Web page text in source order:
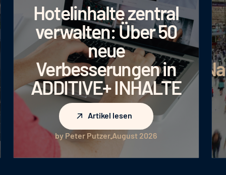
Hotelinhalte zentral
verwalten: Über 50
neue
Verbesserungen in
ADDITIVE+ INHALTE
Artikel lesen
Artikel lesen
by Peter PutzerAugust 2026